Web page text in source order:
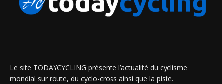
Le site TODAYCYCLING présente l’actualité du cyclisme
mondial sur route, du cyclo-cross ainsi que la piste.